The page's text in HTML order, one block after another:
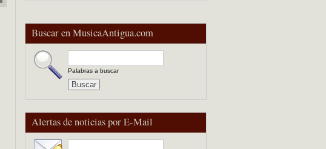
Buscar en MusicaAntigua.com
Palabras a buscar
Alertas de noticias por E-Mail